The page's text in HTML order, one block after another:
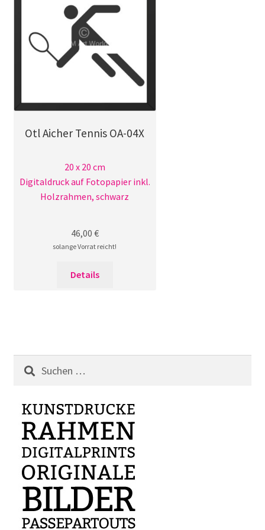
Otl Aicher Tennis OA-04X
20 x 20 cm
Digitaldruck auf Fotopapier inkl.
Holzrahmen, schwarz
46,00 €
solange Vorrat reicht!
Details
Suchen
nach: